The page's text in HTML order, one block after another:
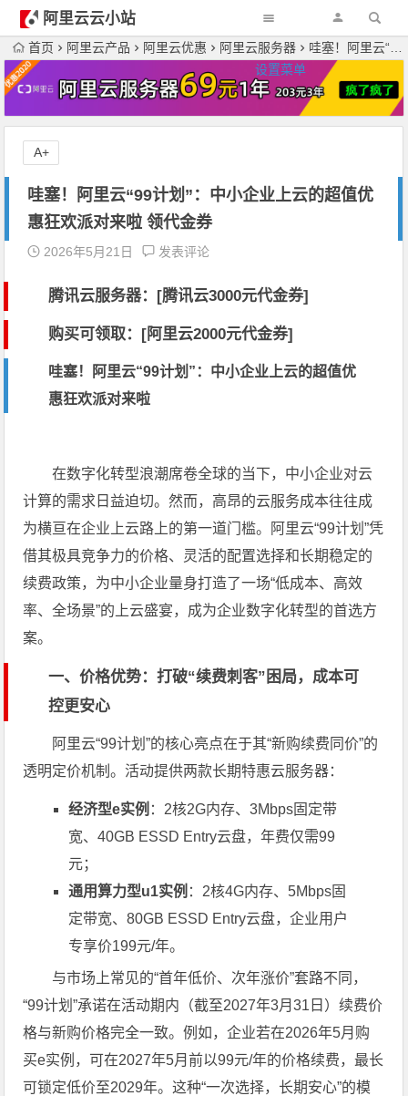
阿里云云小站
设置菜单
首页 阿里云产品 阿里云优惠 阿里云服务器 哇塞！阿里云“99计划”：中小企业上云的超值优惠狂欢派对来啦 领代金券
哇塞！阿里云“99计划”：中小企业上云的超值优
惠狂欢派对来啦 领代金券
2026年5月21日 发表评论
腾讯云服务器：[腾讯云3000元代金券]
购买可领取：[阿里云2000元代金券]
哇塞！阿里云“99计划”：中小企业上云的超值优
惠狂欢派对来啦
在数字化转型浪潮席卷全球的当下，中小企业对云
计算的需求日益迫切。然而，高昂的云服务成本往往成
为横亘在企业上云路上的第一道门槛。阿里云“99计划”凭
借其极具竞争力的价格、灵活的配置选择和长期稳定的
续费政策，为中小企业量身打造了一场“低成本、高效
率、全场景”的上云盛宴，成为企业数字化转型的首选方
案。
一、价格优势：打破“续费刺客”困局，成本可
控更安心
阿里云“99计划”的核心亮点在于其“新购续费同价”的
透明定价机制。活动提供两款长期特惠云服务器：
经济型e实例 ：2核2G内存、3Mbps固定带
宽、40GB ESSD Entry云盘，年费仅需99
元；
通用算力型u1实例 ：2核4G内存、5Mbps固
定带宽、80GB ESSD Entry云盘，企业用户
专享价199元/年。
与市场上常见的“首年低价、次年涨价”套路不同，
“99计划”承诺在活动期内（截至2027年3月31日）续费价
格与新购价格完全一致。例如，企业若在2026年5月购
买e实例，可在2027年5月前以99元/年的价格续费，最长
可锁定低价至2029年。这种“一次选择，长期安心”的模
A+